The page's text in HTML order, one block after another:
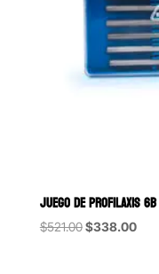
JUEGO DE PROFILAXIS
$521.00Original
$338.00